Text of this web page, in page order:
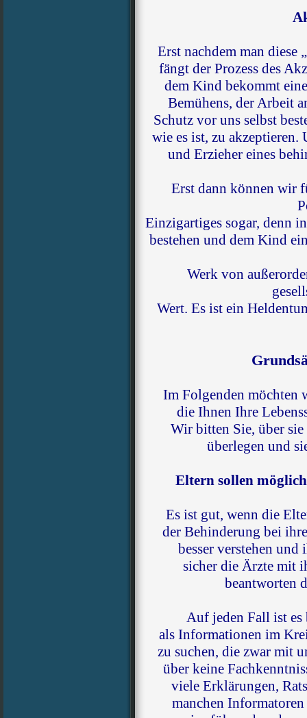
Erst nachdem man diese
fängt der Prozess des
dem Kind bekommt
Bemühens, der Arbeit
Schutz vor uns selbst
wie es ist, zu akzeptieren.
und Erzieher eines
Erst dann können wir
Einzigartiges sogar, denn
bestehen und dem Kind
Werk von
Wert. Es ist ein
Im Folgenden möchten
die Ihnen Ihre
Wir bitten Sie, über
überlegen und
Eltern sollen
Es ist gut, wenn die
der Behinderung bei
besser verstehen und
sicher die Ärzte mit
beantworten
Auf jeden Fall ist es
als Informationen im
zu suchen, die zwar mit
über keine
viele Erklärungen,
manchen